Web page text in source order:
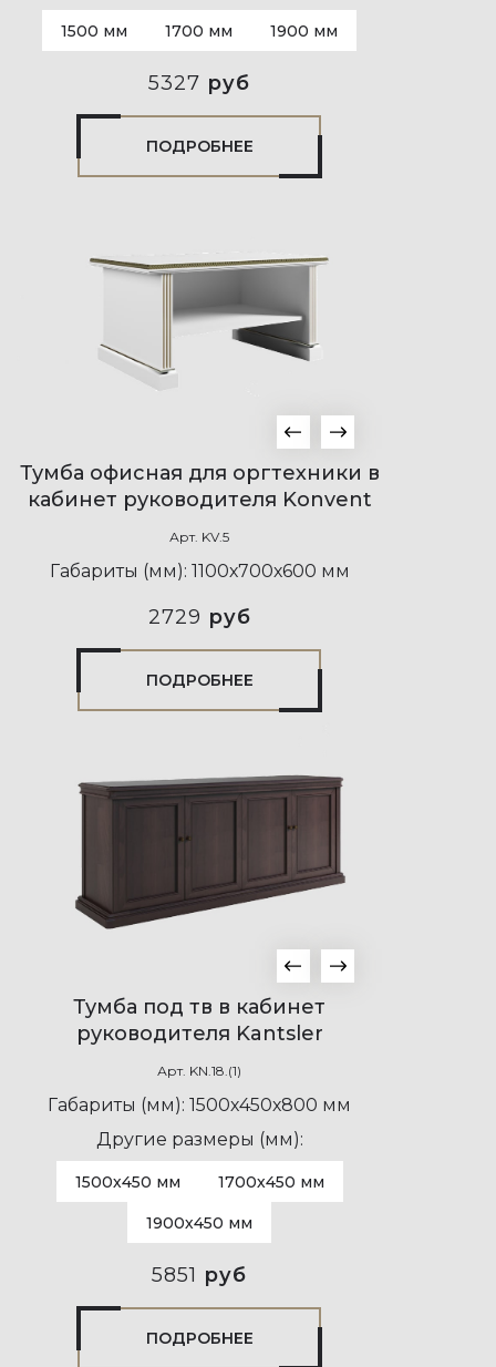
1500 мм 1700 мм 1900 мм
5327 руб
ПОДРОБНЕЕ
Тумба офисная для оргтехники в
кабинет руководителя Konvent
Арт. KV.5
Габариты (мм): 1100х700х600 мм
2729 руб
ПОДРОБНЕЕ
Тумба под тв в кабинет
руководителя Kantsler
Арт. KN.18.(1)
Габариты (мм): 1500х450х800 мм
Другие размеры (мм):
1500х450 мм 1700х450 мм
1900х450 мм
5851 руб
ПОДРОБНЕЕ